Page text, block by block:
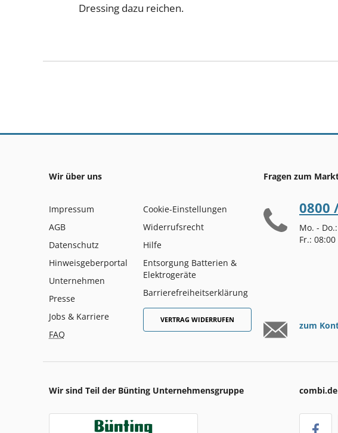
Dressing dazu reichen.
Wir über uns
Impressum
AGB
Datenschutz
Hinweisgeberportal
Unternehmen
Presse
Jobs & Karriere
FAQ
Cookie-Einstellungen
Widerrufsrecht
Hilfe
Entsorgung Batterien &
Elektrogeräte
Barrierefreiheitserklärung
VERTRAG WIDERRUFEN
Fragen zum
0800
Mo. -
Fr.:
zum
Wir sind Teil der Bünting Unternehmensgruppe